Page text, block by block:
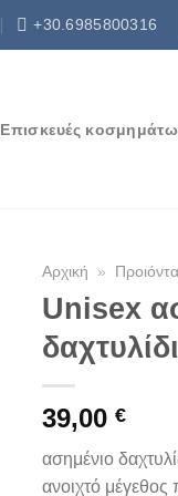
+30.6985800316
Επισκευές
Αρχική » Προιόντα
Unisex
δαχτυλίδι
39,00 €
ασημένιο
ανοιχτό μέγεθος